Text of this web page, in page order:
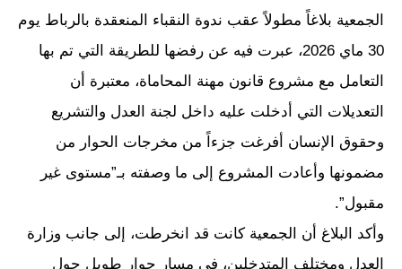
الجمعية بلاغاً مطولاً عقب ندوة النقباء المنعقدة بالرباط يوم
30 ماي 2026، عبرت فيه عن رفضها للطريقة التي تم بها
التعامل مع مشروع قانون مهنة المحاماة، معتبرة أن
التعديلات التي أدخلت عليه داخل لجنة العدل والتشريع
وحقوق الإنسان أفرغت جزءاً من مخرجات الحوار من
مضمونها وأعادت المشروع إلى ما وصفته بـ”مستوى غير
مقبول”.
وأكد البلاغ أن الجمعية كانت قد انخرطت، إلى جانب وزارة
العدل ومختلف المتدخلين، في مسار حوار طويل حول